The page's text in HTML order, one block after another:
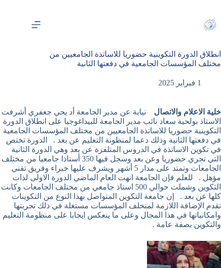
المحتوى
انطلاق الدورة التكوينية حضوريا للاساتذة الجامعيين من
مختلف المؤسسات الجامعية في دفعتها الثانية
1 فبراير 2025
خلية الاعلام والاتصال نيابة عن مدير الجامعة أد يحي جعفري أشرفت
الاستاذ بولحية سعاد نائب مدير الجامعة للبيداغوجيا على انطلاق الدورة
التكوينية حضوريا للاساتذة الجامعيين من مختلف المؤسسات الجامعية
في دفعتها الثانية وذلك دعما لمنظونة التعليم عن بعد . الدورة تختص
في تكوين الاساتذة في الدروس المتلفزة عن بعد وهي الدورة الثانية
التي تجري حضوريا وعن بعد وسجل فيها 350 أستاذا جامعيا من مختلف
الجامعات وتمتد على مدار 5 أشهر ويشرف عليها خبراء وفريق تقني
مؤهل . للعلم فإن الجامعة انهت العام الماضي الدورة الاولى لذات
التكوين وشملت حوالي 500 استاذ جامعي من مختلف الجامعات وكانت
كلها عن بعد . إن جامعة التكوين المتواصل بهذا النوع من التكوينات
تقدم الإضافة اللازمة لمتخلف المؤسسات مستغلة في ذلك تجربتها
وامكانياتها في هذا المجال وعلى ما ينعكس ايجابا على منظومة التعليم
والتكوين بصفة عامة .